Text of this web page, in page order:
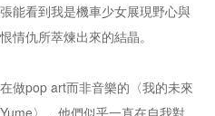
能看到我是機車少女展現野心與
情仇所萃煉出來的結晶。
做pop art而非音樂的〈我的未來
〉，他們似乎一直在自我對